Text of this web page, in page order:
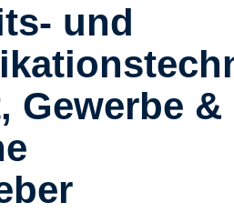
und
Gewerbe &